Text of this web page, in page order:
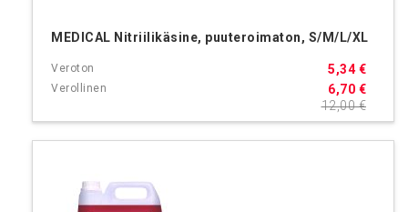
MEDICAL Nitriilikäsine, puuteroimaton, S/M/L/XL
6,70 €
5,34 €
12,00 €